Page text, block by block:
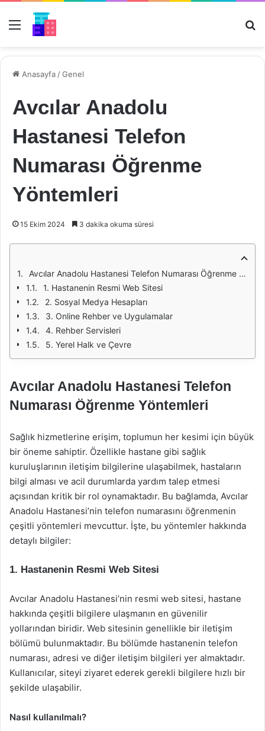
Menü
Anasayfa /Genel
Avcılar Anadolu
Hastanesi Telefon
Numarası Öğrenme
Yöntemleri
15 Ekim 2024 3 dakika okuma süresi
Avcılar Anadolu Hastanesi Telefon Numarası Öğrenme Yöntemleri
1. Hastanenin Resmi Web Sitesi
2. Sosyal Medya Hesapları
3. Online Rehber ve Uygulamalar
4. Rehber Servisleri
5. Yerel Halk ve Çevre
Avcılar Anadolu Hastanesi Telefon
Numarası Öğrenme Yöntemleri
Sağlık hizmetlerine erişim, toplumun her kesimi için büyük
bir öneme sahiptir. Özellikle hastane gibi sağlık
kuruluşlarının iletişim bilgilerine ulaşabilmek, hastaların
bilgi alması ve acil durumlarda yardım talep etmesi
açısından kritik bir rol oynamaktadır. Bu bağlamda, Avcılar
Anadolu Hastanesi’nin telefon numarasını öğrenmenin
çeşitli yöntemleri mevcuttur. İşte, bu yöntemler hakkında
detaylı bilgiler:
1. Hastanenin Resmi Web Sitesi
Avcılar Anadolu Hastanesi’nin resmi web sitesi, hastane
hakkında çeşitli bilgilere ulaşmanın en güvenilir
yollarından biridir. Web sitesinin genellikle bir iletişim
bölümü bulunmaktadır. Bu bölümde hastanenin telefon
numarası, adresi ve diğer iletişim bilgileri yer almaktadır.
Kullanıcılar, siteyi ziyaret ederek gerekli bilgilere hızlı bir
şekilde ulaşabilir.
Nasıl kullanılmalı?